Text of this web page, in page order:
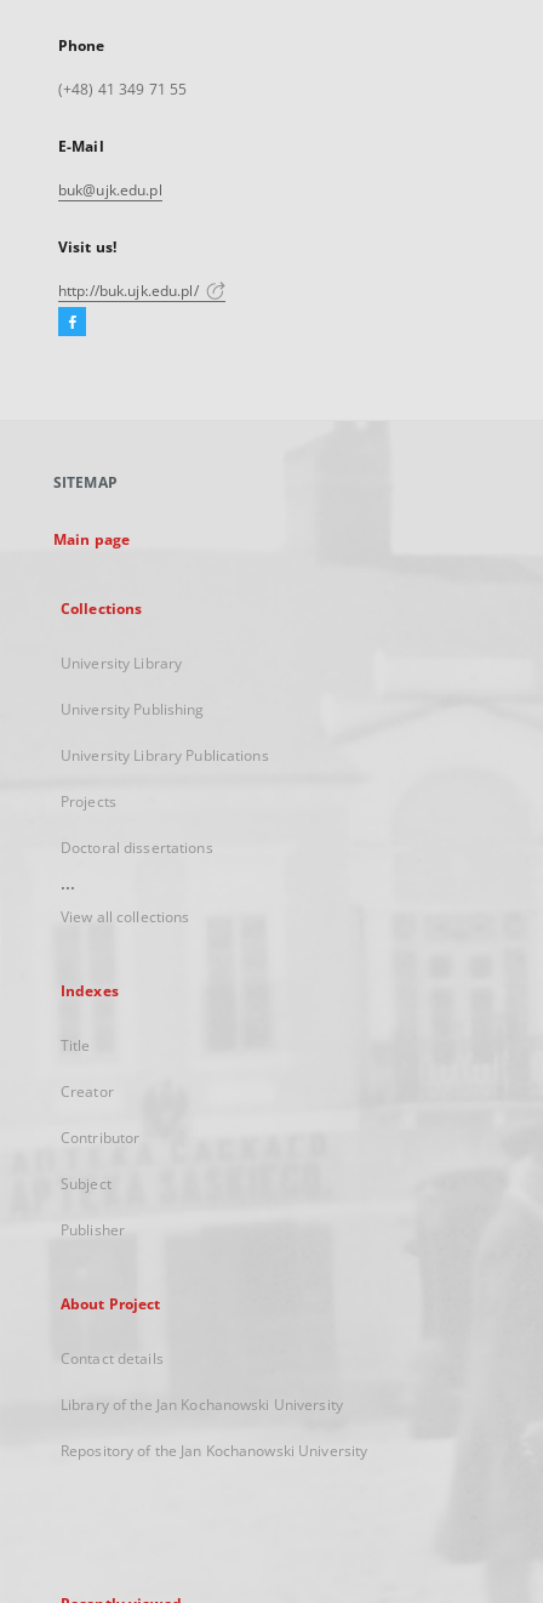
Phone
(+48) 41 349 71 55
E-Mail
buk@ujk.edu.pl
Visit us!
http://buk.ujk.edu.pl/
Facebook
new
SITEMAP
Main page
Collections
University Library
University Publishing
University Library Publications
Projects
Doctoral dissertations
...
View all collections
Indexes
Title
Creator
Contributor
Subject
Publisher
About Project
Contact details
Library of the Jan Kochanowski University
Repository of the Jan Kochanowski University